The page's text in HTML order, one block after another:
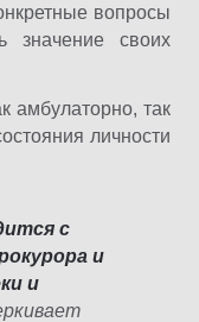
вопросы
значение своих
амбулаторно, так
личности
с
и
и